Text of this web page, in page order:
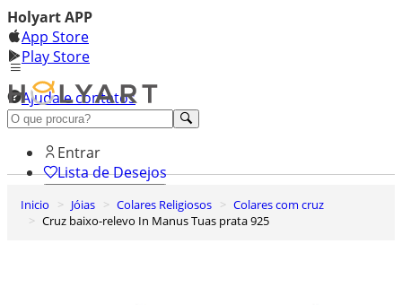
Holyart APP
App Store
Play Store
Ajuda e contatos
Conheça premium
Entrar
Lista de Desejos
0
Carrinho de Compras
Inicio Jóias Colares Religiosos
Colares com cruz
Cruz baixo-relevo In Manus Tuas prata 925